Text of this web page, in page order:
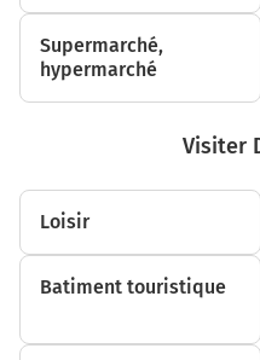
continuer sur 110
Prendre à droite
C.H.R.U
A25
2,4 km
8,4 km
Supermarché,
hypermarché
Visiter
Loisir
Batiment touristique